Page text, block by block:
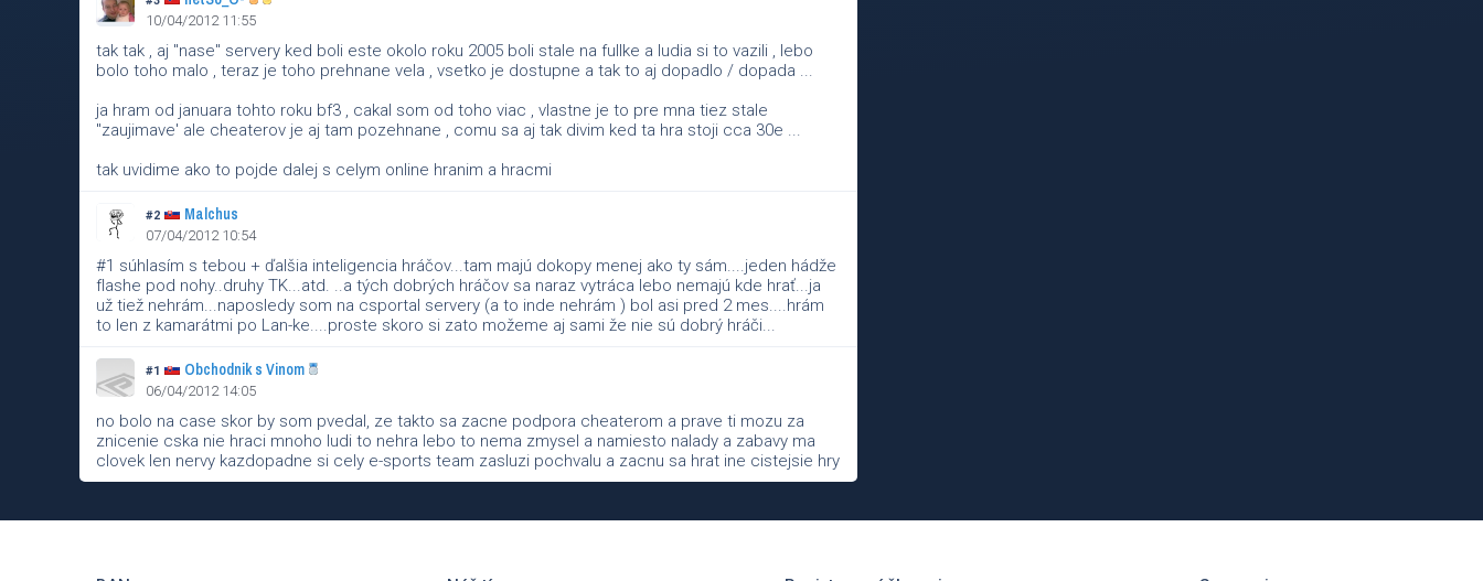
10/04/2012 11:55
tak tak , aj "nase" servery ked boli este okolo roku 2005 boli stale na fullke a ludia si to vazili , lebo
bolo toho malo , teraz je toho prehnane vela , vsetko je dostupne a tak to aj dopadlo / dopada ...
ja hram od januara tohto roku bf3 , cakal som od toho viac , vlastne je to pre mna tiez stale
"zaujimave' ale cheaterov je aj tam pozehnane , comu sa aj tak divim ked ta hra stoji cca 30e ...
tak uvidime ako to pojde dalej s celym online hranim a hracmi
#2 Malchus
07/04/2012 10:54
#1 súhlasím s tebou + ďalšia inteligencia hráčov...tam majú dokopy menej ako ty sám....jeden hádže
flashe pod nohy..druhy TK...atd. ..a tých dobrých hráčov sa naraz vytráca lebo nemajú kde hrať...ja
už tiež nehrám...naposledy som na csportal servery (a to inde nehrám ) bol asi pred 2 mes....hrám
to len z kamarátmi po Lan-ke....proste skoro si zato možeme aj sami že nie sú dobrý hráči...
#1 Obchodnik s Vinom
06/04/2012 14:05
no bolo na case skor by som pvedal, ze takto sa zacne podpora cheaterom a prave ti mozu za
znicenie cska nie hraci mnoho ludi to nehra lebo to nema zmysel a namiesto nalady a zabavy ma
clovek len nervy kazdopadne si cely e-sports team zasluzi pochvalu a zacnu sa hrat ine cistejsie hry